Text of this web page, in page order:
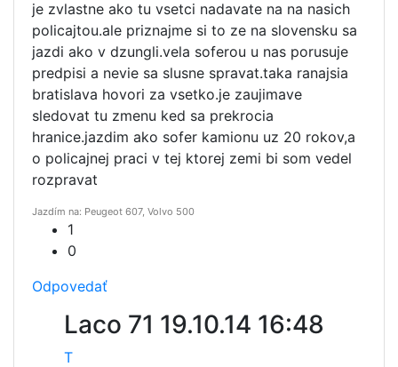
je zvlastne ako tu vsetci nadavate na na nasich
policajtou.ale priznajme si to ze na slovensku sa
jazdi ako v dzungli.vela soferou u nas porusuje
predpisi a nevie sa slusne spravat.taka ranajsia
bratislava hovori za vsetko.je zaujimave
sledovat tu zmenu ked sa prekrocia
hranice.jazdim ako sofer kamionu uz 20 rokov,a
o policajnej praci v tej ktorej zemi bi som vedel
rozpravat
Jazdím na: Peugeot 607, Volvo 500
1
0
Odpovedať
Laco 71 19.10.14 16:48
T